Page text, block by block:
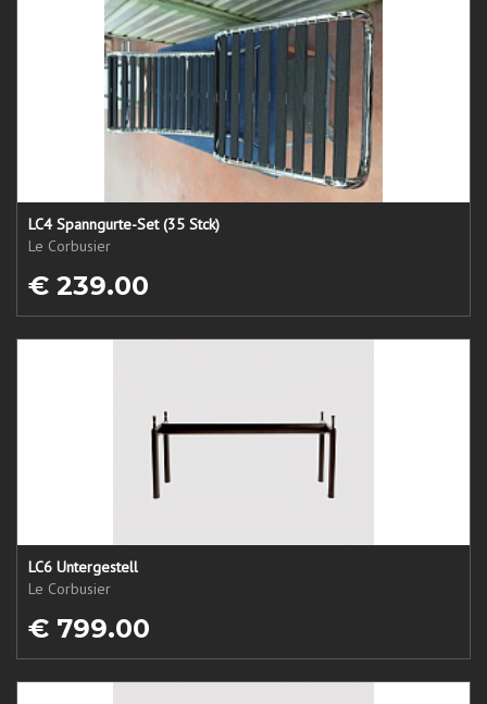
LC4 Spanngurte-Set (35 Stck)
Le Corbusier
€ 239.00
LC6 Untergestell
Le Corbusier
€ 799.00